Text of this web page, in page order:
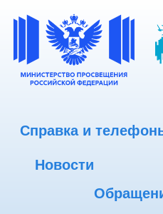
Справка и
Новости